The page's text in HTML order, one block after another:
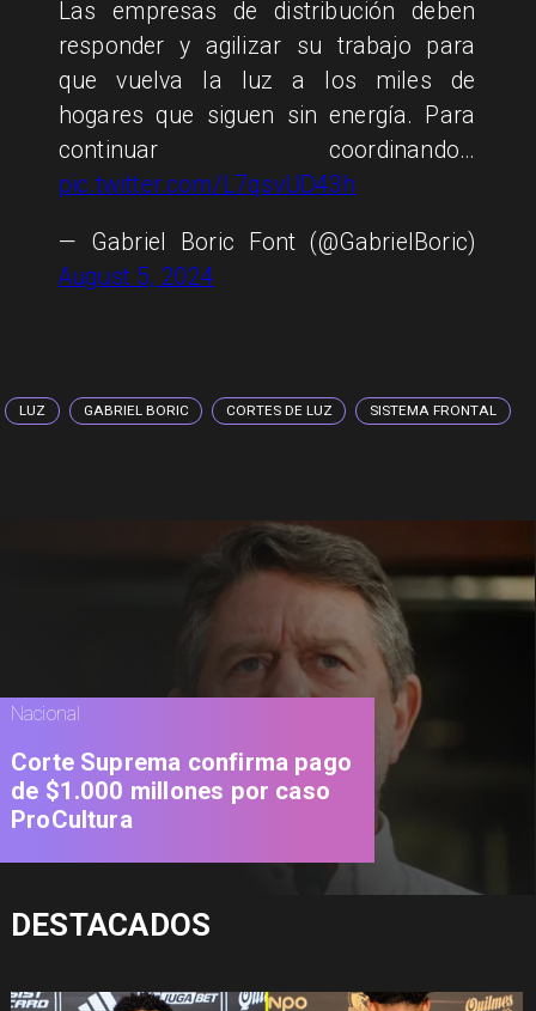
Las empresas de distribución deben
responder y agilizar su trabajo para
que vuelva la luz a los miles de
hogares que siguen sin energía. Para
continuar coordinando…
pic.twitter.com/L7qsvUD43h
— Gabriel Boric Font (@GabrielBoric)
August 5, 2024
LUZ GABRIEL BORIC CORTES DE LUZ SISTEMA FRONTAL
Nacional
Corte Suprema confirma pago
de $1.000 millones por caso
ProCultura
DESTACADOS